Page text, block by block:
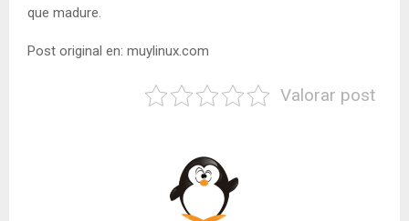
que madure.
Post original en: muylinux.com
Valorar post